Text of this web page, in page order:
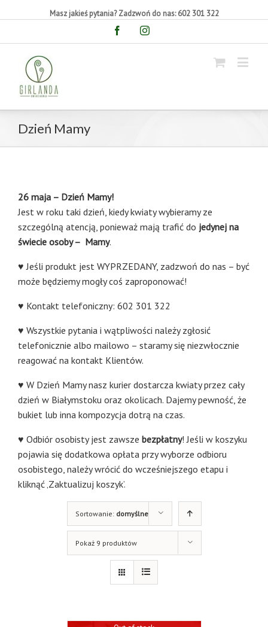
Masz jakieś pytania? Zadzwoń do nas: 602 301 322
FacebookInstagram
Dzień Mamy
26 maja – Dzień Mamy!
Jest w roku taki dzień, kiedy kwiaty wybieramy ze
szczególną atencją, ponieważ mają trafić do jedynej na
świecie osoby – Mamy.
♥ Jeśli produkt jest WYPRZEDANY, zadzwoń do nas – być
może będziemy mogły coś zaproponować!
♥ Kontakt telefoniczny: 602 301 322
♥ Wszystkie pytania i wątpliwości należy zgłosić
telefonicznie albo mailowo – staramy się niezwłocznie
reagować na kontakt Klientów.
♥ W Dzień Mamy nasz kurier dostarcza kwiaty przez cały
dzień w Białymstoku oraz okolicach. Dajemy pewność, że
bukiet lub inna kompozycja dotrą na czas.
♥ Odbiór osobisty jest zawsze bezpłatny! Jeśli w koszyku
pojawia się dodatkowa opłata przy wyborze odbioru
osobistego, należy wrócić do wcześniejszego etapu i
kliknąć ‚Zaktualizuj koszyk’.
Sortowanie: domyślne
Pokaż 9 produktów